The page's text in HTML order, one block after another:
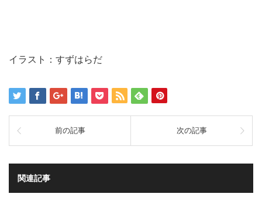
イラスト：すずはらだ
前の記事 次の記事
関連記事